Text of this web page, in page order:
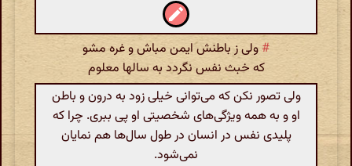
# ولی ز باطنش ایمن مباش و غره مشو
که خبث نفس نگردد به سالها معلوم
ولی تصور نکن که می‌توانی خیلی زود به درون و باطن
او و به همه ویژگی‌های شخصیتی او پی ببری. چرا که
پلیدی نفس در انسان در طول سال‌ها هم نمایان
نمی‌شود.